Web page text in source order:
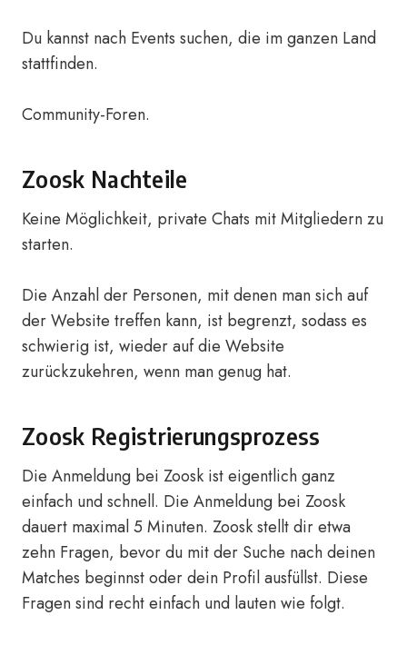
Du kannst nach Events suchen, die im ganzen Land
stattfinden.
Community-Foren.
Zoosk Nachteile
Keine Möglichkeit, private Chats mit Mitgliedern zu
starten.
Die Anzahl der Personen, mit denen man sich auf
der Website treffen kann, ist begrenzt, sodass es
schwierig ist, wieder auf die Website
zurückzukehren, wenn man genug hat.
Zoosk Registrierungsprozess
Die Anmeldung bei Zoosk ist eigentlich ganz
einfach und schnell. Die Anmeldung bei Zoosk
dauert maximal 5 Minuten. Zoosk stellt dir etwa
zehn Fragen, bevor du mit der Suche nach deinen
Matches beginnst oder dein Profil ausfüllst. Diese
Fragen sind recht einfach und lauten wie folgt.